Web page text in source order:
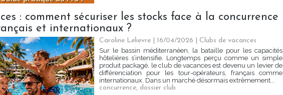
: comment sécuriser les stocks face à la concurrence
et internationaux ?
Caroline Lelievre | 16/04/2026
Clubs de vacances
Sur le bassin méditerranéen, la bataille pour les capacités
hôtelières s’intensifie. Longtemps perçu comme un simple
produit packagé, le club de vacances est devenu un levier de
différenciation pour les tour-opérateurs, français comme
internationaux. Dans un marché désormais extrêmement...
concurrence, dossier club